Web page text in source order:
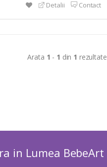
Detalii Contact
Arata 1 - 1 din 1 rezultate
in Lumea BebeArt